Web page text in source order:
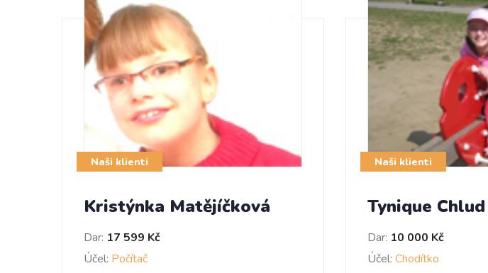
Naši klienti
Kristýnka Matějíčková
Dar: 17 599 Kč
Účel: Počítač
Naši klienti
Tynique Chlud
Dar: 10 000 Kč
Účel: Chodítko